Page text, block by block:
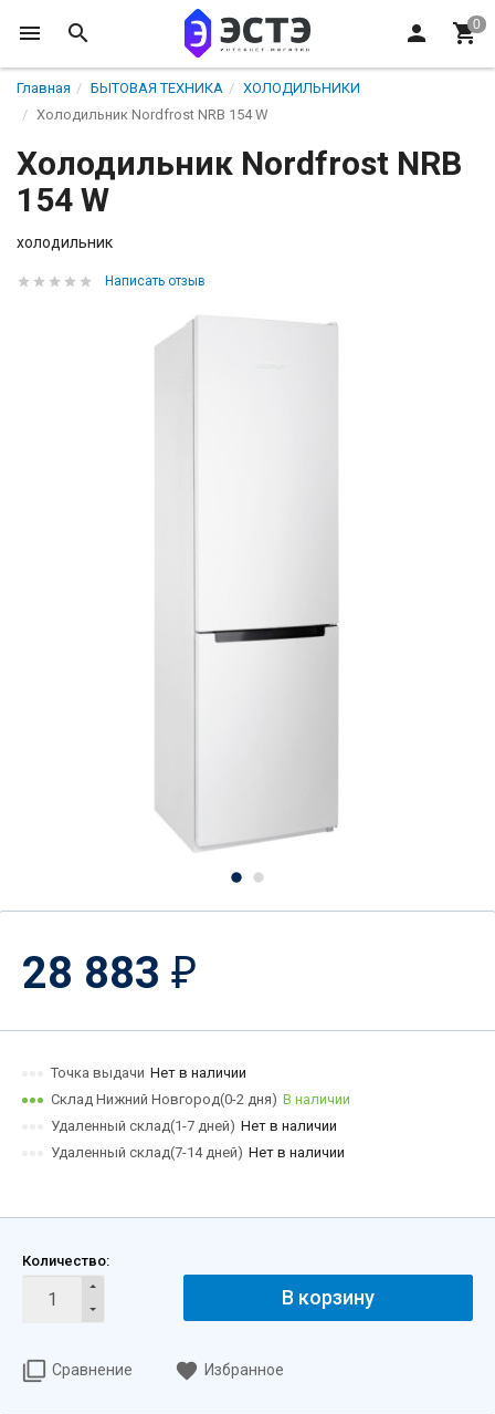
Главная БЫТОВАЯ ТЕХНИКА
ХОЛОДИЛЬНИКИ
Холодильник Nordfrost NRB 154 W
Холодильник Nordfrost NRB
154 W
холодильник
Написать отзыв
28 883 ₽
Точка выдачи Нет в наличии
Склад Нижний Новгород(0-2 дня) В наличии
Удаленный склад(1-7 дней) Нет в наличии
Удаленный склад(7-14 дней) Нет в наличии
Количество:
В корзину
Сравнение Избранное